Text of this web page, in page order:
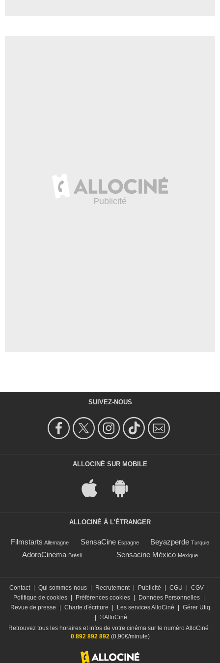
SUIVEZ-NOUS
ALLOCINÉ SUR MOBILE
ALLOCINÉ À L'ÉTRANGER
Filmstarts Allemagne SensaCine Espagne Beyazperde Turquie
AdoroCinema Brésil Sensacine México Mexique
Contact | Qui sommes-nous | Recrutement | Publicité | CGU | CGV |
Politique de cookies | Préférences cookies | Données Personnelles |
Revue de presse
| Charte d'écriture | Les services AlloCiné | Gérer Utiq
| ©AlloCiné
Retrouvez tous les horaires et infos de votre cinéma sur le numéro AlloCiné :
0 892 892 892 (0,90€/minute)